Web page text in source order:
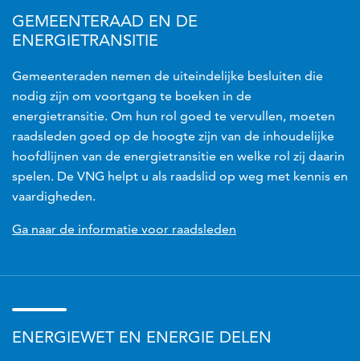
GEMEENTERAAD EN DE
ENERGIETRANSITIE
Gemeenteraden nemen de uiteindelijke besluiten die
nodig zijn om voortgang te boeken in de
energietransitie. Om hun rol goed te vervullen, moeten
raadsleden goed op de hoogte zijn van de inhoudelijke
hoofdlijnen van de energietransitie en welke rol zij daarin
spelen. De VNG helpt u als raadslid op weg met kennis en
vaardigheden.
Ga naar de informatie voor raadsleden
ENERGIEWET EN ENERGIE DELEN